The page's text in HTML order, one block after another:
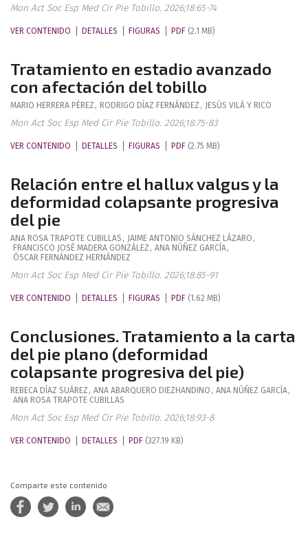
Mon Act Soc Esp Med Cir Pie Tobillo. 2026;18:65-74
VER CONTENIDO DETALLES FIGURAS PDF (2.1 MB)
Tratamiento en estadio avanzado
con afectación del tobillo
MARIO HERRERA PÉREZ , RODRIGO DÍAZ FERNÁNDEZ , JESÚS VILÁ Y RICO
Mon Act Soc Esp Med Cir Pie Tobillo. 2026;18:75-83
VER CONTENIDO DETALLES FIGURAS PDF (2.75 MB)
Relación entre el hallux valgus y la
deformidad colapsante progresiva
del pie
ANA ROSA TRAPOTE CUBILLAS , JAIME ANTONIO SÁNCHEZ LÁZARO ,
FRANCISCO JOSÉ MADERA GONZÁLEZ , ANA NÚÑEZ GARCÍA,
ÓSCAR FERNÁNDEZ HERNÁNDEZ
Mon Act Soc Esp Med Cir Pie Tobillo. 2026;18:85-91
VER CONTENIDO DETALLES FIGURAS PDF (1.62 MB)
Conclusiones. Tratamiento a la carta
del pie plano (deformidad
colapsante progresiva del pie)
REBECA DÍAZ SUÁREZ , ANA ABARQUERO DIEZHANDINO , ANA NÚÑEZ GARCÍA,
ANA ROSA TRAPOTE CUBILLAS
Mon Act Soc Esp Med Cir Pie Tobillo. 2026;18:93-8
VER CONTENIDO DETALLES PDF (327.19 KB)
Comparte este contenido